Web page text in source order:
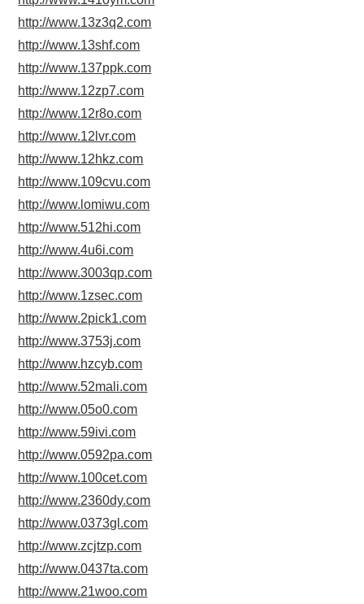
http://www.13z3q2.com
http://www.13shf.com
http://www.137ppk.com
http://www.12zp7.com
http://www.12r8o.com
http://www.12lvr.com
http://www.12hkz.com
http://www.109cvu.com
http://www.lomiwu.com
http://www.512hi.com
http://www.4u6i.com
http://www.3003qp.com
http://www.1zsec.com
http://www.2pick1.com
http://www.3753j.com
http://www.hzcyb.com
http://www.52mali.com
http://www.05o0.com
http://www.59ivi.com
http://www.0592pa.com
http://www.100cet.com
http://www.2360dy.com
http://www.0373gl.com
http://www.zcjtzp.com
http://www.0437ta.com
http://www.21woo.com